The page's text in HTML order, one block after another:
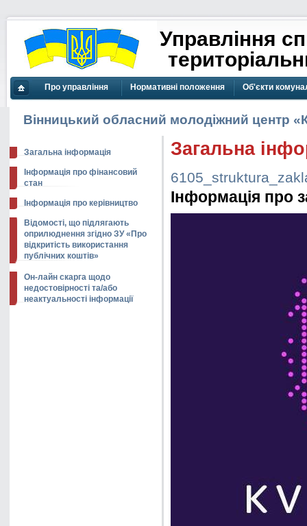
Управління
сторінка
Про управління Нормативні положення Об'єкти
Вінницький обласний молодіжний центр
Загальна
Інформація про
Загальна інформація
Інформація про фінансовий
стан
Інформація про керівництво
Відомості, що підлягають
оприлюднення згідно ЗУ «Про
відкритість використання
публічних коштів»
Он-лайн скарга щодо
недостовірності та/або
неактуальності інформації